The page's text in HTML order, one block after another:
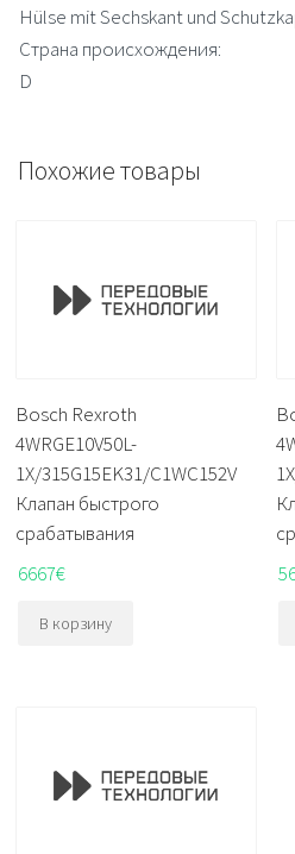
Hülse mit Sechskant und
Страна происхождения:
D
Похожие товары
Bosch Rexroth
4WRGE10V50L-
1X/315G15EK31/C1WC152V
Клапан быстрого
срабатывания
6667€
В корзину